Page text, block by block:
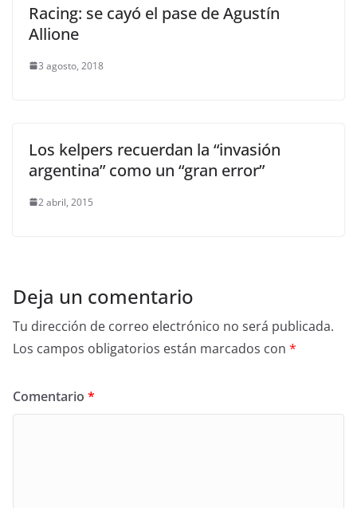
Racing: se cayó el pase de Agustín
Allione
3 agosto, 2018
Los kelpers recuerdan la “invasión
argentina” como un “gran error”
2 abril, 2015
Deja un comentario
Tu dirección de correo electrónico no será publicada.
Los campos obligatorios están marcados con *
Comentario *